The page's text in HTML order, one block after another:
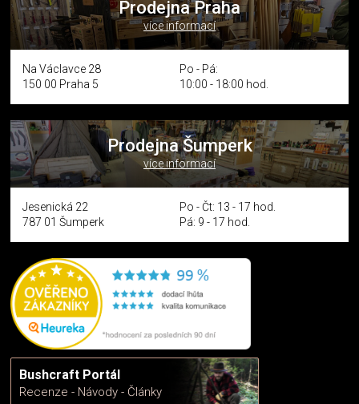
Prodejna Praha
více informací
Na Václavce 28
150 00 Praha 5
Po - Pá:
10:00 - 18:00 hod.
Prodejna Šumperk
více informací
Jesenická 22
787 01 Šumperk
Po - Čt: 13 - 17 hod.
Pá: 9 - 17 hod.
Bushcraft Portál
Recenze - Návody - Články